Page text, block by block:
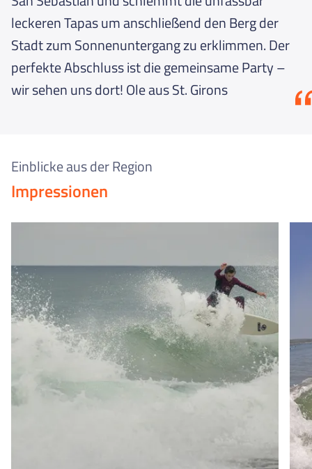
leckeren Tapas um anschließend den Berg der
Stadt zum Sonnenuntergang zu erklimmen. Der
perfekte Abschluss ist die gemeinsame Party –
wir sehen uns dort! Ole aus St. Girons
Einblicke aus der Region
Impressionen